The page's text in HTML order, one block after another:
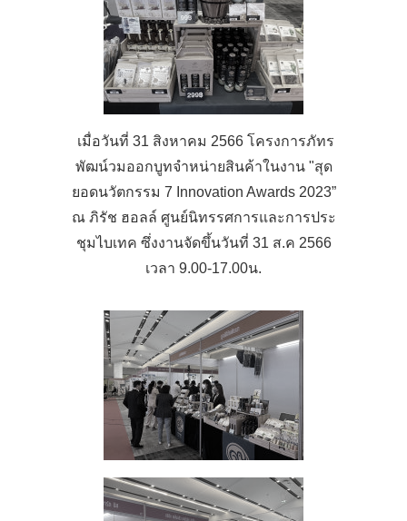
เมื่อวันที่ 31 สิงหาคม 2566 โครงการภัทร
พัฒน์วมออกบูทจำหน่ายสินค้าในงาน "สุด
ยอดนวัตกรรม 7 Innovation Awards 2023”
ณ ภิรัช ฮอลล์ ศูนย์นิทรรศการและการประ
ชุมไบเทค ซึ่งงานจัดขึ้นวันที่ 31 ส.ค 2566
เวลา 9.00-17.00น.